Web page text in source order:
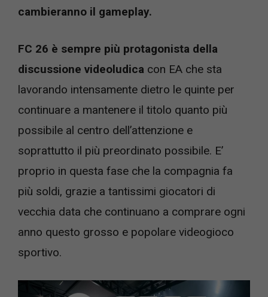
cambieranno il gameplay.
FC 26 è sempre più protagonista della
discussione videoludica con EA che sta
lavorando intensamente dietro le quinte per
continuare a mantenere il titolo quanto più
possibile al centro dell’attenzione e
soprattutto il più preordinato possibile. E’
proprio in questa fase che la compagnia fa
più soldi, grazie a tantissimi giocatori di
vecchia data che continuano a comprare ogni
anno questo grosso e popolare videogioco
sportivo.